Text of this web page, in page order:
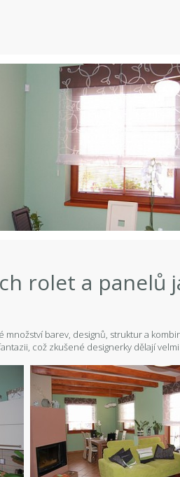
rolet a panelů
barev, designů, struktur a
což zkušené designerky dělají